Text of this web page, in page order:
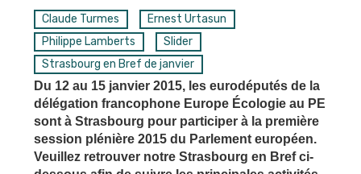
Claude Turmes
Ernest Urtasun
Philippe Lamberts
Slider
Strasbourg en Bref de janvier
Du 12 au 15 janvier 2015, les eurodéputés de la
délégation francophone Europe Écologie au PE
sont à Strasbourg pour participer à la première
session plénière 2015 du Parlement européen.
Veuillez retrouver notre Strasbourg en Bref ci-